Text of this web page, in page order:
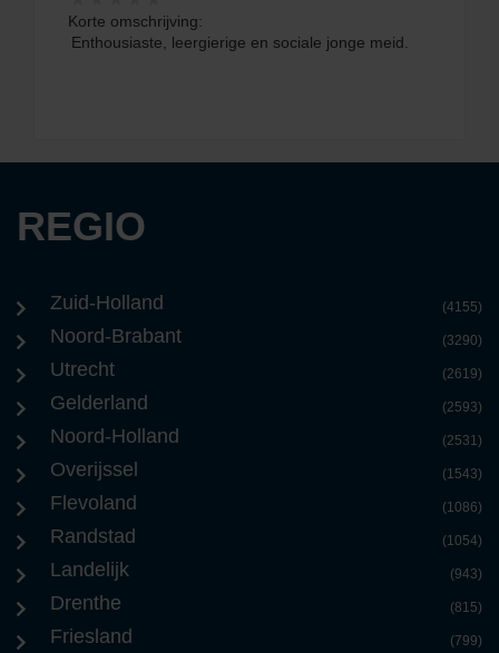
Korte omschrijving:
Enthousiaste, leergierige en sociale jonge meid.
REGIO
Zuid-Holland (4155)
Noord-Brabant (3290)
Utrecht (2619)
Gelderland (2593)
Noord-Holland (2531)
Overijssel (1543)
Flevoland (1086)
Randstad (1054)
Landelijk (943)
Drenthe (815)
Friesland (799)